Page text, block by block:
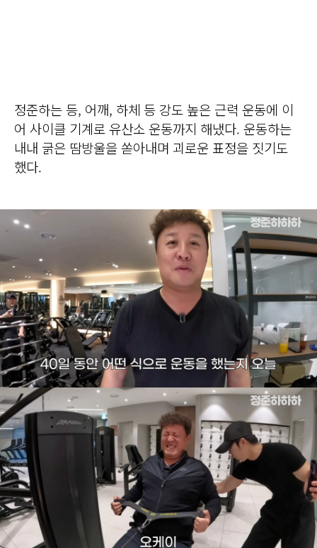
정준하는 등, 어깨, 하체 등 강도 높은 근력 운동에 이
어 사이클 기계로 유산소 운동까지 해냈다. 운동하는
내내 굵은 땀방울을 쏟아내며 괴로운 표정을 짓기도
했다.